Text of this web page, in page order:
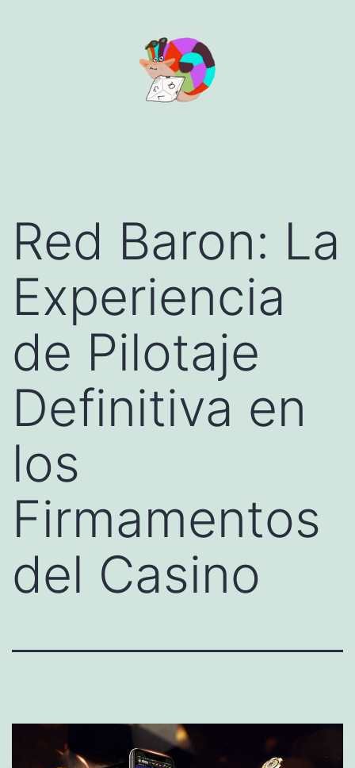
Red Baron: La
Experiencia
de Pilotaje
Definitiva en
los
Firmamentos
del Casino